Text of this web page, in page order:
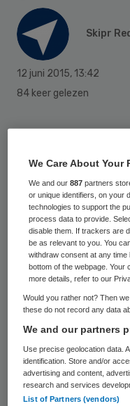
Skipr
12 juni 2015, 13:42
84 keer gelezen
De ministerraad
de
inzake de
handicap. De
een voorstel
van
(VWS).
Het plan wordt
aangeboden. Op
het plan
de
Verdrag te
rijksoverheid
We Care About Your
We and our887 partners
or unique identifiers, on your
technologies to support the
process data to provide.
disable them. If trackers are
be as relevant to you. You
withdraw consent at any
bottom of the webpage. Your
more details, refer to our
Would you rather not? Then
these do not record any data
We and our partners
Use precise geolocation data.
identification. Store and/or
advertising and content,
research and services
List of Partners (vendors)